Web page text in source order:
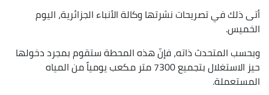
أتى ذلك في تصريحات نشرتها وكالة الأنباء الجزائرية، اليوم
الخميس.
وبحسب المتحدث ذاته، فإنّ هذه المحطة ستقوم بمجرد دخولها
حيز الاستغلال بتجميع 7300 متر مكعب يومياً من المياه
المستعملة.